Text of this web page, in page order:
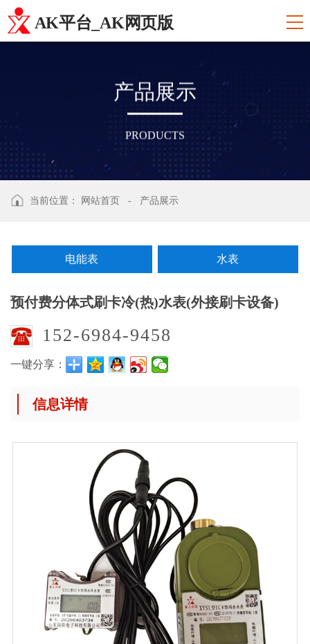
AK平台_AK网页版
产品展示
PRODUCTS
当前位置： 网站首页 - 产品展示
电能表 水表
预付费分体式刷卡冷(热)水表(外接刷卡设备)
152-6984-9458
一键分享：
信息详情